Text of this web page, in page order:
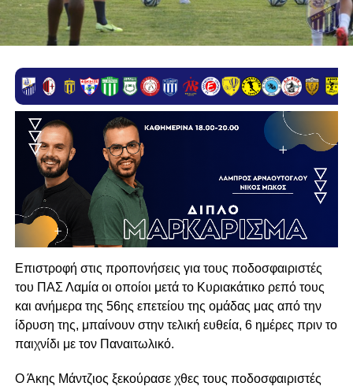
Επιστροφή στις προπονήσεις για τους ποδοσφαιριστές
του ΠΑΣ Λαμία οι οποίοι μετά το Κυριακάτικο ρεπό τους
και ανήμερα της 56ης επετείου της ομάδας μας από την
ίδρυση της, μπαίνουν στην τελική ευθεία, 6 ημέρες πριν το
παιχνίδι με τον Παναιτωλικό.
Ο Άκης Μάντζιος ξεκούρασε χθες τους ποδοσφαιριστές